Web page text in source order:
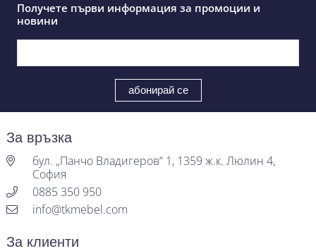
Получете първи информация за промоции и
новини
За връзка
бул. „Панчо Владигеров“ 1, 1359 ж.к. Люлин 4,
София
0885 350 950
info@tkmebel.com
За клиенти